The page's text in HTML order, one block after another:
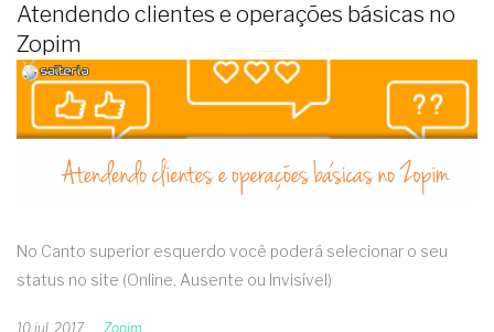
Atendendo clientes e operações básicas no
Zopim
No Canto superior esquerdo você poderá selecionar o seu
status no site (Online, Ausente ou Invisível)
10 jul, 2017 Zopim